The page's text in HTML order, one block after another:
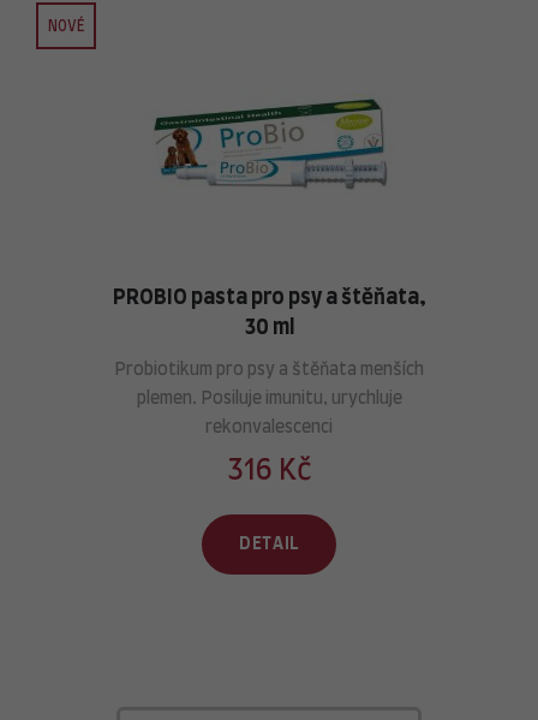
NOVÉ
PROBIO pasta pro psy a štěňata,
30 ml
Probiotikum pro psy a štěňata menších
plemen. Posiluje imunitu, urychluje
rekonvalescenci
316 Kč
DETAIL